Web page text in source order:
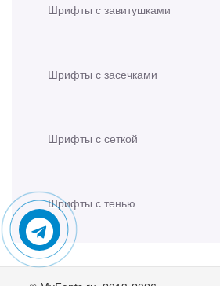
Шрифты с завитушками
Шрифты с засечками
Шрифты с сеткой
Шрифты с тенью